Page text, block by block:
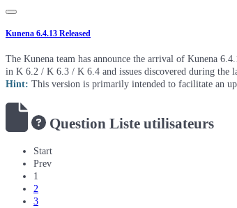
Kunena 6.4.13 Released
The Kunena team has announce the arrival of Kunena
in K 6.2 / K 6.3 / K 6.4 and issues discovered during the
Hint: This version is primarily intended to facilitate an
Question Liste utilisateurs
Start
Prev
1
2
3